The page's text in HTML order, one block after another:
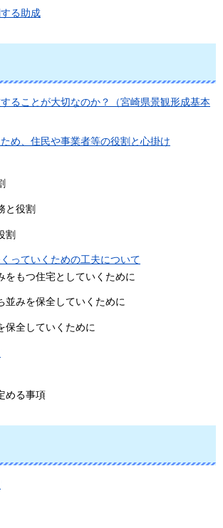
る助成
ることが大切なのか？（宮崎県景観形成基本
め、住民や事業者等の役割と心掛け
と役割
割
っていくための工夫について
をもつ住宅としていくために
並みを保全していくために
保全していくために
める事項